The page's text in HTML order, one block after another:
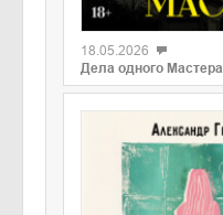
18.05.2026
Дела одного Мастера